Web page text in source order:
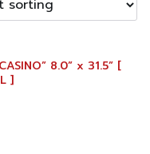
8.0” x 31.5” [
]